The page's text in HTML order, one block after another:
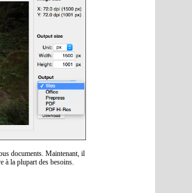
documents. Maintenant, il
à la plupart des besoins.